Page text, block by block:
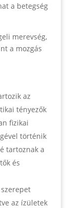
a betegség
merevség,
a mozgás
az
tényezők
fizikai
történik
tartoznak a
és
az ízületek